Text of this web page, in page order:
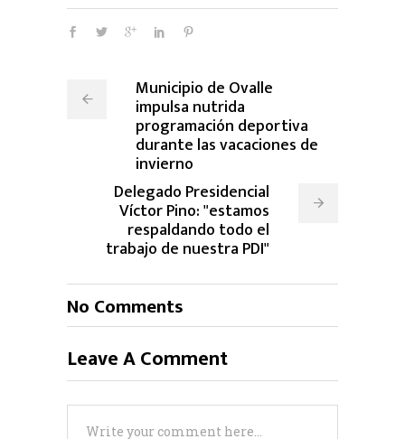
Municipio de Ovalle
impulsa nutrida
programación deportiva
durante las vacaciones de
invierno
Delegado Presidencial
Víctor Pino: "estamos
respaldando todo el
trabajo de nuestra PDI"
No Comments
Leave A Comment